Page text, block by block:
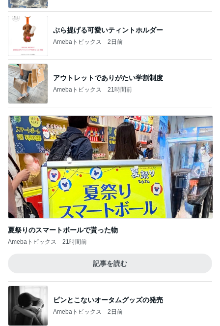
ぶら提げる可愛いティントホルダー
Amebaトピックス 2日前
アウトレットでありがたい学割制度
Amebaトピックス 21時間前
夏祭りのスマートボールで貰った物
Amebaトピックス 21時間前
記事を読む
ピンとこないオータムグッズの発売
Amebaトピックス 2日前